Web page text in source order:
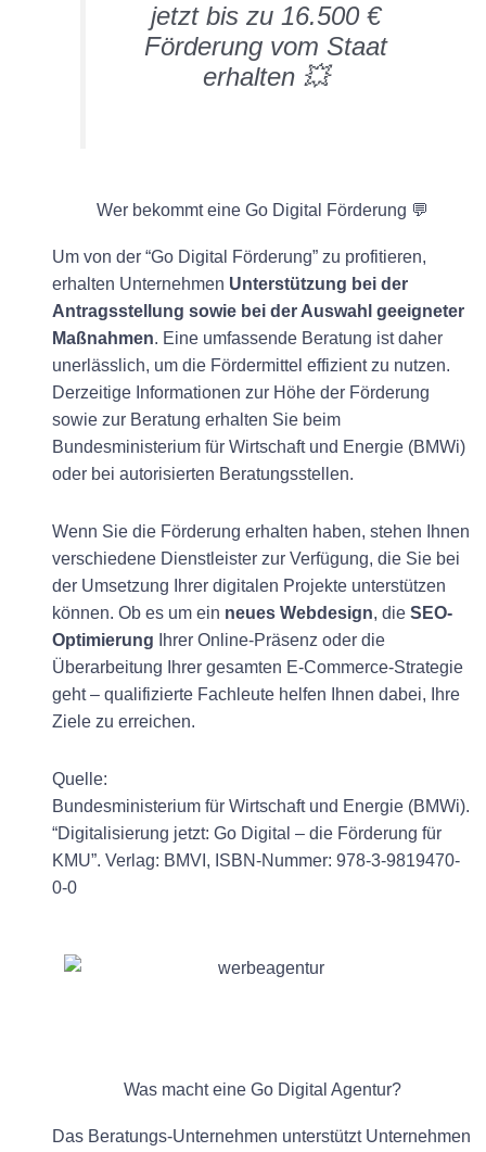
jetzt bis zu 16.500 €
Förderung vom Staat
erhalten 💥
Wer bekommt eine Go Digital Förderung 💬
Um von der “Go Digital Förderung” zu profitieren,
erhalten Unternehmen Unterstützung bei der
Antragsstellung sowie bei der Auswahl geeigneter
Maßnahmen. Eine umfassende Beratung ist daher
unerlässlich, um die Fördermittel effizient zu nutzen.
Derzeitige Informationen zur Höhe der Förderung
sowie zur Beratung erhalten Sie beim
Bundesministerium für Wirtschaft und Energie (BMWi)
oder bei autorisierten Beratungsstellen.
Wenn Sie die Förderung erhalten haben, stehen Ihnen
verschiedene Dienstleister zur Verfügung, die Sie bei
der Umsetzung Ihrer digitalen Projekte unterstützen
können. Ob es um ein neues Webdesign, die SEO-
Optimierung Ihrer Online-Präsenz oder die
Überarbeitung Ihrer gesamten E-Commerce-Strategie
geht – qualifizierte Fachleute helfen Ihnen dabei, Ihre
Ziele zu erreichen.
Quelle:
Bundesministerium für Wirtschaft und Energie (BMWi).
“Digitalisierung jetzt: Go Digital – die Förderung für
KMU”. Verlag: BMVI, ISBN-Nummer: 978-3-9819470-
0-0
Was macht eine Go Digital Agentur?
Das Beratungs-Unternehmen unterstützt Unternehmen